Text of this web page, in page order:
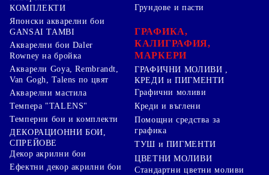
КОМПЛЕКТИ
Японски акварелни бои
GANSAI TAMBI
Акварелни бои Daler
Rowney на бройка
Акварели Goya, Rembrandt,
Van Gogh, Talens по цвят
Акварелни мастила
Темпера "TALENS"
Темперни бои и комплекти
ДЕКОРАЦИОННИ БОИ,
СПРЕЙОВЕ
Декор акрилни бои
Ефектни декор акрилни бои
Грундове и пасти
ГРАФИКА,
КАЛИГРАФИЯ,
МАРКЕРИ
ГРАФИЧНИ МОЛИВИ ,
КРЕДИ и ПИГМЕНТИ
Графични моливи
Креди и въглени
Помощни средства за
графика
ТУШ и ПИГМЕНТИ
ЦВЕТНИ МОЛИВИ
Стандартни цветни моливи